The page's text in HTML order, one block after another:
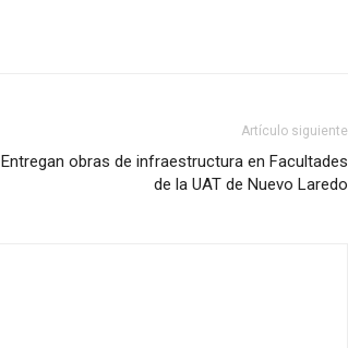
Artículo siguiente
Entregan obras de infraestructura en Facultades
de la UAT de Nuevo Laredo